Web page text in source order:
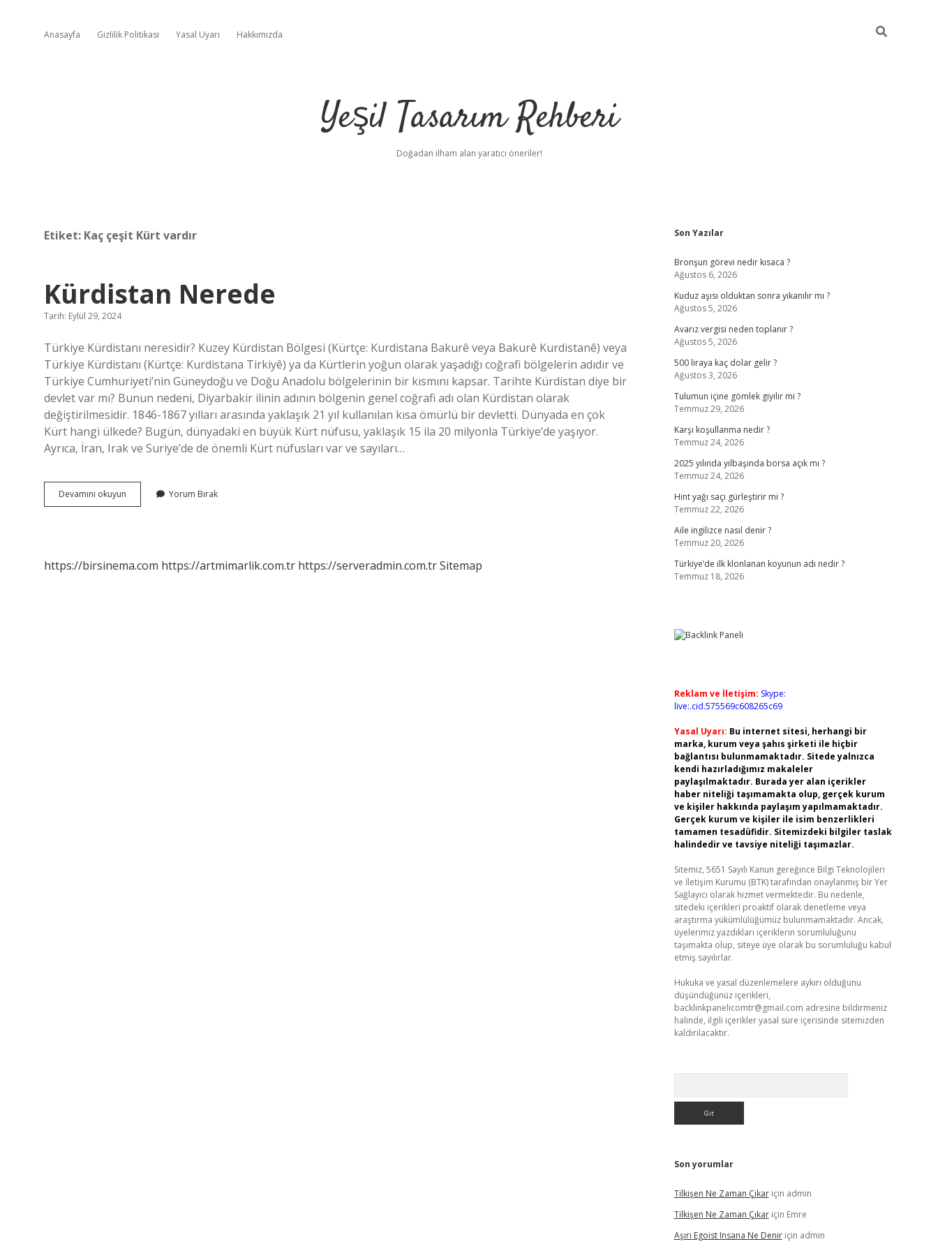
Anasayfa Gizlilik Politikası Yasal Uyarı Hakkımızda
Yeşil Tasarım Rehberi
Doğadan ilham alan yaratıcı öneriler!
Etiket: Kaç çeşit Kürt vardır
Kürdistan Nerede
Tarih: Eylül 29, 2024
Türkiye Kürdistanı neresidir? Kuzey Kürdistan Bölgesi (Kürtçe: Kurdistana Bakurê veya Bakurê Kurdistanê) veya
Türkiye Kürdistanı (Kürtçe: Kurdistana Tirkiyê) ya da Kürtlerin yoğun olarak yaşadığı coğrafi bölgelerin adıdır ve
Türkiye Cumhuriyeti’nin Güneydoğu ve Doğu Anadolu bölgelerinin bir kısmını kapsar. Tarihte Kürdistan diye bir
devlet var mı? Bunun nedeni, Diyarbakir ilinin adının bölgenin genel coğrafi adı olan Kürdistan olarak
değiştirilmesidir. 1846-1867 yılları arasında yaklaşık 21 yıl kullanılan kısa ömürlü bir devletti. Dünyada en çok
Kürt hangi ülkede? Bugün, dünyadaki en büyük Kürt nüfusu, yaklaşık 15 ila 20 milyonla Türkiye’de yaşıyor.
Ayrıca, İran, Irak ve Suriye’de de önemli Kürt nüfusları var ve sayıları…
Devamını okuyun Kürdistan
Nerede
Yorum Bırak
https://birsinema.com https://artmimarlik.com.tr https://serveradmin.com.trSitemap
Sidebar
Son Yazılar
Bronşun görevi nedir kısaca ?
Ağustos 6, 2026
Kuduz aşısı olduktan sonra yıkanılır mı ?
Ağustos 5, 2026
Avarız vergisi neden toplanır ?
Ağustos 5, 2026
500 liraya kaç dolar gelir ?
Ağustos 3, 2026
Tulumun içine gömlek giyilir mi ?
Temmuz 29, 2026
Karşı koşullanma nedir ?
Temmuz 24, 2026
2025 yılında yılbaşında borsa açık mı ?
Temmuz 24, 2026
Hint yağı saçı gürleştirir mi ?
Temmuz 22, 2026
Aile ingilizce nasıl denir ?
Temmuz 20, 2026
Türkiye’de ilk klonlanan koyunun adı nedir ?
Temmuz 18, 2026
Reklam ve İletişim: Skype:
live:.cid.575569c608265c69
Yasal Uyarı: Bu internet sitesi, herhangi bir
marka, kurum veya şahıs şirketi ile hiçbir
bağlantısı bulunmamaktadır. Sitede yalnızca
kendi hazırladığımız makaleler
paylaşılmaktadır. Burada yer alan içerikler
haber niteliği taşımamakta olup, gerçek kurum
ve kişiler hakkında paylaşım yapılmamaktadır.
Gerçek kurum ve kişiler ile isim benzerlikleri
tamamen tesadüfidir. Sitemizdeki bilgiler taslak
halindedir ve tavsiye niteliği taşımazlar.
Sitemiz, 5651 Sayılı Kanun gereğince Bilgi Teknolojileri
ve İletişim Kurumu (BTK) tarafından onaylanmış bir Yer
Sağlayıcı olarak hizmet vermektedir. Bu nedenle,
sitedeki içerikleri proaktif olarak denetleme veya
araştırma yükümlülüğümüz bulunmamaktadır. Ancak,
üyelerimiz yazdıkları içeriklerin sorumluluğunu
taşımakta olup, siteye üye olarak bu sorumluluğu kabul
etmiş sayılırlar.
Hukuka ve yasal düzenlemelere aykırı olduğunu
düşündüğünüz içerikleri,
backlinkpanelicomtr@gmail.com adresine bildirmeniz
halinde, ilgili içerikler yasal süre içerisinde sitemizden
kaldırılacaktır.
Son yorumlar
Tilkişen Ne Zaman Çıkariçin admin
Tilkişen Ne Zaman Çıkariçin Emre
Aşırı Egoist Insana Ne Deniriçin admin